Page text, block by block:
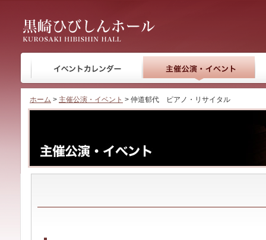
黒崎ひびしんホール
ホーム > 主催公演・イベント > 仲道郁代 ピアノ・リサイタル